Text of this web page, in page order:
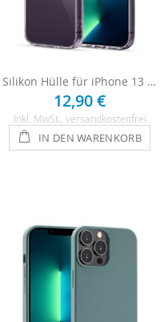
Silikon Hülle für iPhone 13 Pro - Transparent
12,90 €
Inkl. MwSt. , versandkostenfrei
IN DEN WARENKORB